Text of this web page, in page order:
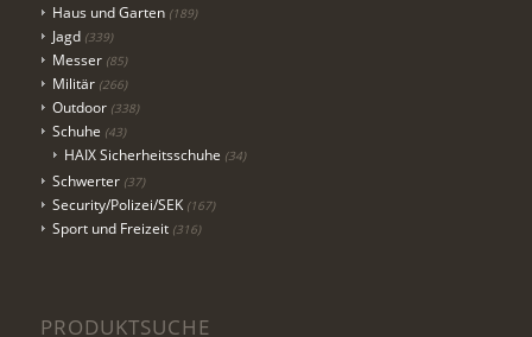
Haus und Garten (189)
Jagd (339)
Messer (85)
Militär (266)
Outdoor (338)
Schuhe (43)
HAIX Sicherheitsschuhe (34)
Schwerter (37)
Security/Polizei/SEK (167)
Sport und Freizeit (316)
PRODUKTSUCHE